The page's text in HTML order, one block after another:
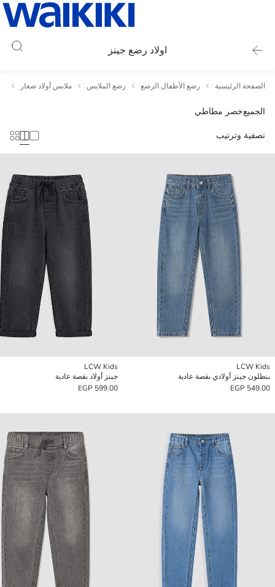
اولاد رضع جينز
الصفحة الرئيسية رضع الأطفال الرضع رضع الملابس ملابس أولاد صغار
الجميعخصر مطاطي
تصفية وترتيب
LCW Kids
بنطلون جينز أولادي بقصة عادية
549.00 EGP
LCW Kids
جينز أولاد بقصة عادية
599.00 EGP